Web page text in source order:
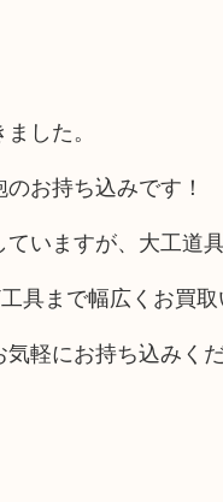
した。
お持ち込みです！
いますが、大工道
具まで幅広くお買取
軽にお持ち込みく